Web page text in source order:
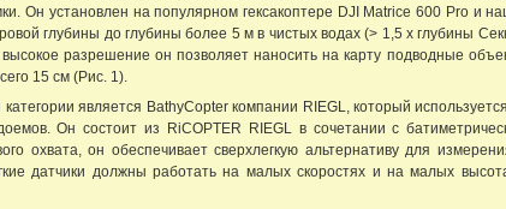
Он установлен на популярном гексакоптере DJI Matrice 600 Pro и
глубины до глубины более 5 м в чистых водах (> 1,5 х глубины
разрешение он позволяет наносить на карту подводные
15 см (Рис. 1).
является BathyCopter компании RIEGL, который
Он состоит из RiCOPTER RIEGL в сочетании с
охвата, он обеспечивает сверхлегкую альтернативу для
датчики должны работать на малых скоростях и на малых